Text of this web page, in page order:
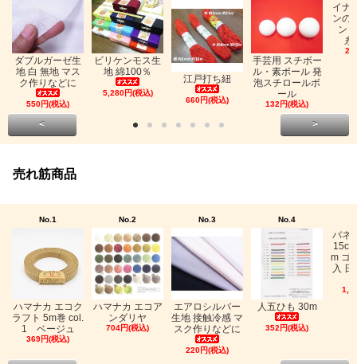
ダブルガーゼ生
地 白 無地 マス
ク作りなどに
550円(税込)
ビリケンモス生
地 綿100％
5,280円(税込)
江戸打ち紐
660円(税込)
手芸用 スチボー
ル・素ボール 発
泡スチロールボ
ール
132円(税込)
イナ
ンの
ン
糸
< >
売れ筋商品
No.1
ハマナカ エコク
ラフト 5m巻 col.
1 ベージュ
369円(税込)
No.2
ハマナカ エコア
ンダリヤ
704円(税込)
No.3
エアロシルバー
生地 接触冷感 マ
スク作りなどに
220円(税込)
No.4
人五ひも 30m
352円(税込)
バネ
m ゴ
入